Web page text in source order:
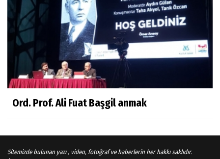
Arşiv haberlerimiz
TÜRKİYEYE DEMOKRASI ŞIP DİYE GELMEDİ
Süleyman Aydın
Ali Karaca
İRAN COĞRAFYASININ DEVLETLERİ..
Ord. Prof. Ali Fuat Başgil anmak
Sitemizde bulunan yazı , video, fotoğraf ve haberlerin her hakkı saklıdır.